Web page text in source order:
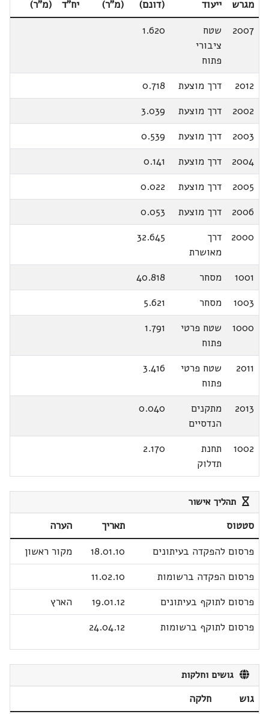
מגרש ייעוד (דונם) (מ"ר) יח"ד
(מ"ר)
2007
שטח
ציבורי
פתוח
1.620
2012 דרך מוצעת
0.718
2002
דרך מוצעת
3.039
2003
דרך מוצעת
0.539
2004
דרך מוצעת
0.141
2005
דרך מוצעת
0.022
2006
דרך מוצעת
0.053
2000
דרך
מאושרת
32.645
1001 מסחר
40.818
1003
מסחר
5.621
1000
שטח פרטי
פתוח
1.791
2011
שטח פרטי
פתוח
3.416
2013
מתקנים
הנדסיים
0.040
1002
תחנת
תדלוק
2.170
תהליך אישור
סטטוס תאריך
הערה
פרסום להפקדה בעיתונים
18.01.10
מקור ראשון
פרסום הפקדה ברשומות
11.02.10
פרסום לתוקף בעיתונים
19.01.12
הארץ
פרסום לתוקף ברשומות
24.04.12
גושים וחלקות
גוש
חלקה